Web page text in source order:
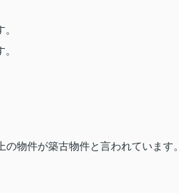
物件が築古物件と言われています。